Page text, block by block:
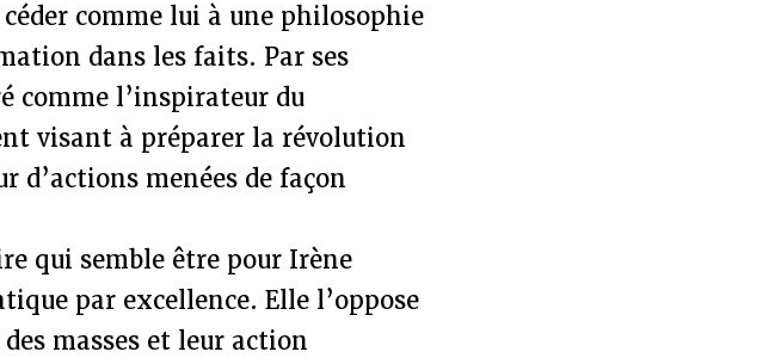
comme lui à une philosophie
dans les faits. Par ses
comme l’inspirateur du
visant à préparer la révolution
d’actions menées de façon
qui semble être pour Irène
par excellence. Elle l’oppose
masses et leur action